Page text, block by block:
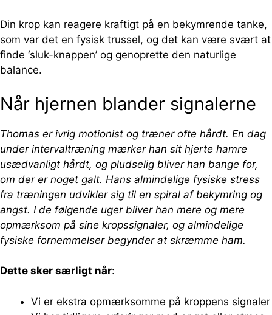
Din krop kan reagere kraftigt på en bekymrende tanke,
som var det en fysisk trussel, og det kan være svært at
finde ‘sluk-knappen’ og genoprette den naturlige
balance.
Når hjernen blander signalerne
Thomas er ivrig motionist og træner ofte hårdt. En dag
under intervaltræning mærker han sit hjerte hamre
usædvanligt hårdt, og pludselig bliver han bange for,
om der er noget galt. Hans almindelige fysiske stress
fra træningen udvikler sig til en spiral af bekymring og
angst. I de følgende uger bliver han mere og mere
opmærksom på sine kropssignaler, og almindelige
fysiske fornemmelser begynder at skræmme ham.
Dette sker særligt når:
Vi er ekstra opmærksomme på kroppens signaler